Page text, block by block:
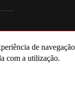
de
com a utilização.